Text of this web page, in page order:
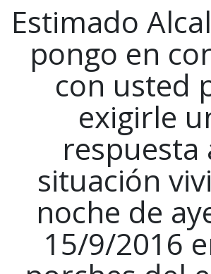
Estimado
pongo en
con usted
exigirle
respuesta
situación
noche de
15/9/2016